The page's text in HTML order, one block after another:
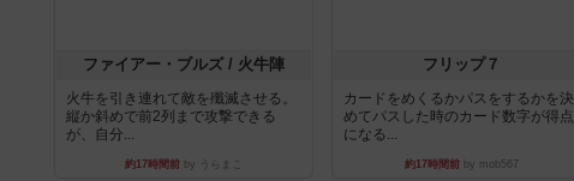
ファイアー・ブルズ / 火牛陣
火牛を引き連れて敵を殲滅させる。
縦か斜めで前2列まで攻撃できる
が、自分...
約17時間前 by うらまこ
フリップ７
カードをめくるかパスをするかを決
めてパスした時のカード数字が得点
になる...
約17時間前by mob567